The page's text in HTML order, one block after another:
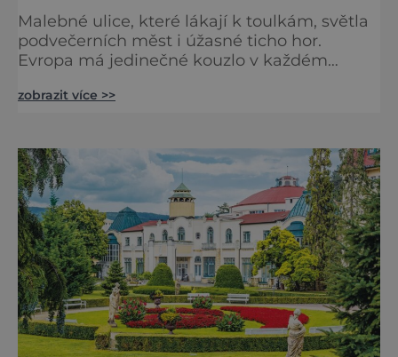
Malebné ulice, které lákají k toulkám, světla
podvečerních měst i úžasné ticho hor.
Evropa má jedinečné kouzlo v každém
zve na cestu plnou inspirace, dobrodružství i
podobě. Města s neopakovatelnou
atmosférou Vydejte se s námi na prohlídku
měst, která patří k
zobrazit více >>